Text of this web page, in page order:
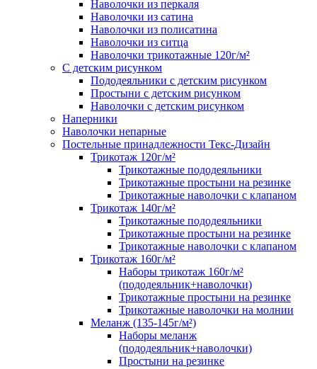
Наволочки из перкаля
Наволочки из сатина
Наволочки из полисатина
Наволочки из ситца
Наволочки трикотажные 120г/м²
C детским рисунком
Пододеяльники с детским рисунком
Простыни с детским рисунком
Наволочки с детским рисунком
Наперники
Наволочки непарные
Постельные принадлежности Текс-Дизайн
Трикотаж 120г/м²
Трикотажные пододеяльники
Трикотажные простыни на резинке
Трикотажные наволочки с клапаном
Трикотаж 140г/м²
Трикотажные пододеяльники
Трикотажные простыни на резинке
Трикотажные наволочки с клапаном
Трикотаж 160г/м²
Наборы трикотаж 160г/м²
(пододеяльник+наволочки)
Трикотажные простыни на резинке
Трикотажные наволочки на молнии
Меланж (135-145г/м²)
Наборы меланж
(пододеяльник+наволочки)
Простыни на резинке